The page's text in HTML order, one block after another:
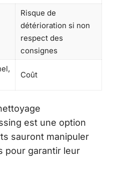
Risque de
détérioration si non
respect des
consignes
Coût
est une option
sauront manipuler
pour garantir leur